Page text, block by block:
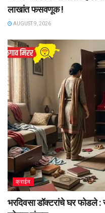
लाखांत फसवणूक !
AUGUST 9, 2026
क्राईम
भरदिवसा डॉक्टरांचे घर फोडले :